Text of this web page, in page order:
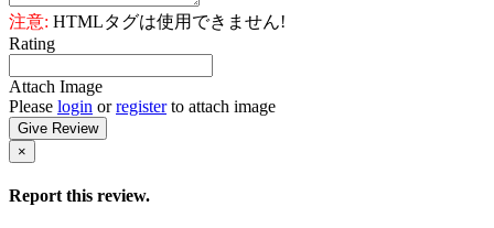
注意: HTMLタグは使用できません!
Rating
Attach Image
Please login orregisterto attach image
Give Review
×
Report this review.